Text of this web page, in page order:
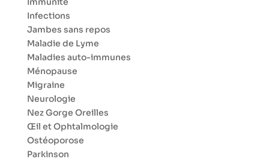
Infections
Jambes sans repos
Maladie de Lyme
Maladies auto-immunes
Ménopause
Migraine
Neurologie
Nez Gorge Oreilles
Œil et Ophtalmologie
Ostéoporose
Parkinson